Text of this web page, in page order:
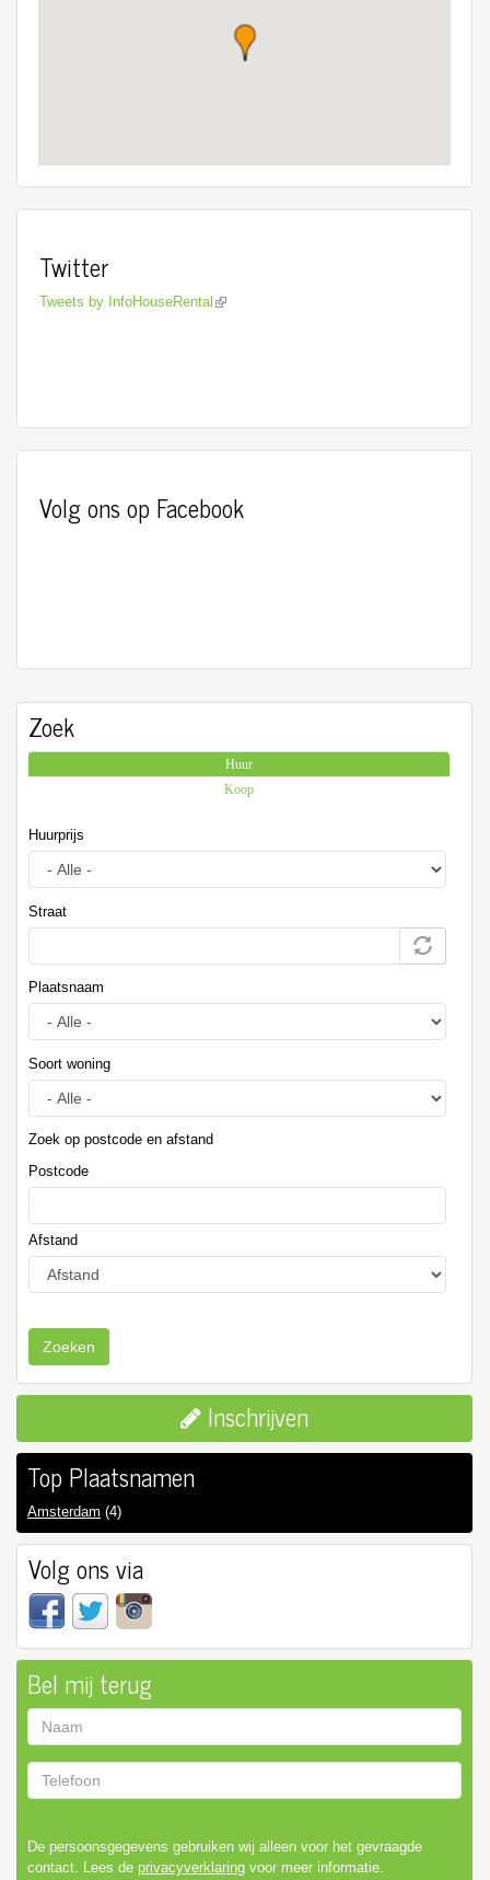
Twitter
Tweets by InfoHouseRental
Volg ons op Facebook
Zoek
Huur
Koop
Huurprijs
Straat
Plaatsnaam
Soort woning
Zoek op postcode en afstand
Postcode
Afstand
Zoeken
Inschrijven
Top Plaatsnamen
Amsterdam (4)
Volg ons via
Bel mij terug
Naam
De persoonsgegevens gebruiken wij alleen voor het gevraagde
contact. Lees de privacyverklaring voor meer informatie.